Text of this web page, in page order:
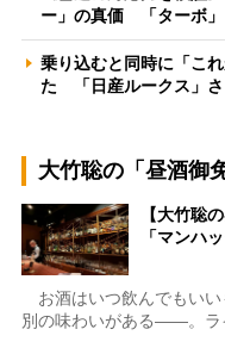
ー」の真価 「ターボ
乗り込むと同時に「こ
た 「日産ルークス」
大竹聡の「昼酒御
【大竹聡
「マンハ
お酒はいつ飲んでもいい
別の味わいがある――。ラ